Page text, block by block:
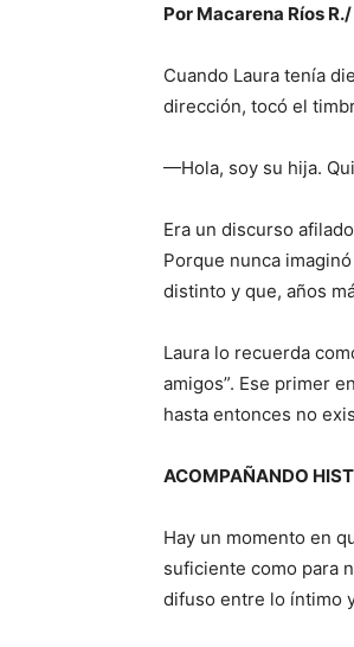
Por Macarena Ríos
Cuando Laura tenía
dirección, tocó el
—Hola, soy su hija.
Era un discurso
Porque nunca
distinto y que, años
Laura lo recuerda
amigos”. Ese primer
hasta entonces no
ACOMPAÑANDO
Hay un momento en
suficiente como para
difuso entre lo íntimo